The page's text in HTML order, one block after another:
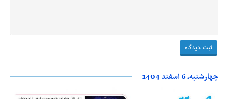
چهارشنبه، 6 اسفند 1404